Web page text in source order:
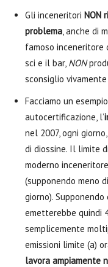
Gli inceneritori NON
problema, anche di
famoso inceneritore
sci e il bar, NON
sconsiglio
Facciamo un
autocertificazione, l’
nel 2007, ogni
di diossine. Il limite
moderno
(supponendo
giorno).
emetterebbe quindi
semplicemente
emissioni limite (a)
lavora ampiamente